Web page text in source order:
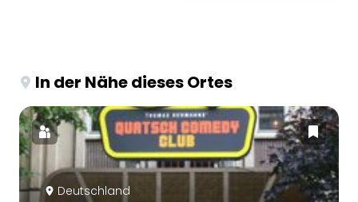
In der Nähe dieses Ortes
Deutschland